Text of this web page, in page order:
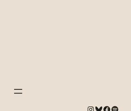
# Bluesky # Spotify